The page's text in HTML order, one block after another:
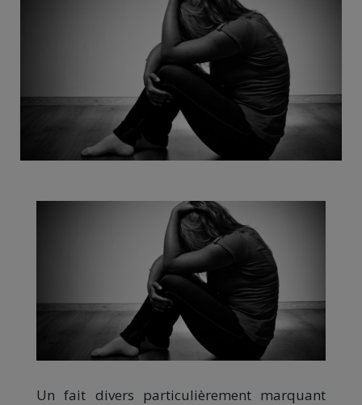
Un fait divers particulièrement marquant